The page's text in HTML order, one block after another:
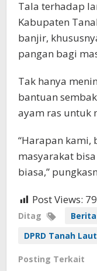
Tala terhadap
Kabupaten
banjir,
pangan bagi
Tak hanya
bantuan
ayam ras untuk
“Harapan kami,
masyarakat
biasa,”
Post Views:
Ditag
DPRD Tanah Laut
Posting Terkait